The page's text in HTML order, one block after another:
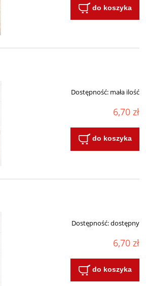
do koszyka
Dostępność: mała ilość
6,70 zł
do koszyka
Dostępność:dostępny
6,70 zł
do koszyka